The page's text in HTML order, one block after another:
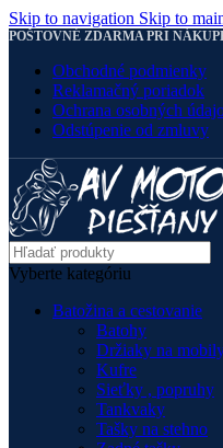
Skip to navigation Skip to
POŠTOVNÉ ZDARMA PRI
Obchodné podmienky
Reklamačný poriadok
Ochrana osobných
Odstúpenie od zmluvy
Vyberte kategóriu
Batožina a cestovanie
Batohy
Držiaky na
Kufre
Sieťky , popruhy
Tankvaky
Tašky na stehno